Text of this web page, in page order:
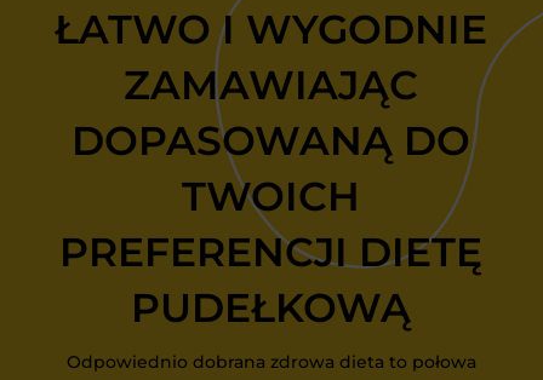
ŁATWO I WYGODNIE
ZAMAWIAJĄC
DOPASOWANĄ DO
TWOICH
PREFERENCJI DIETĘ
PUDEŁKOWĄ
Odpowiednio dobrana zdrowa dieta to połowa